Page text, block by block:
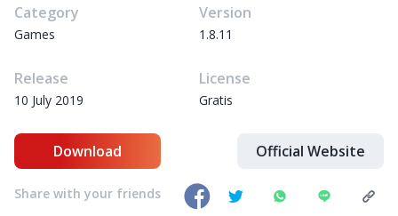
Category
Games
Version
1.8.11
Release
10 July 2019
License
Gratis
Download Official Website
Share with your friends